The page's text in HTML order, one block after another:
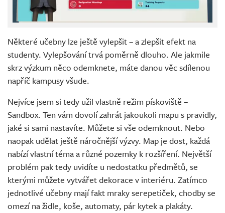
Některé učebny lze ještě vylepšit – a zlepšit efekt na
studenty. Vylepšování trvá poměrně dlouho. Ale jakmile
skrz výzkum něco odemknete, máte danou věc sdílenou
napříč kampusy všude.
Nejvíce jsem si tedy užil vlastně režim pískoviště –
Sandbox. Ten vám dovolí zahrát jakoukoli mapu s pravidly,
jaké si sami nastavíte. Můžete si vše odemknout. Nebo
naopak udělat ještě náročnější výzvy. Map je dost, každá
nabízí vlastní téma a různé pozemky k rozšíření. Největší
problém pak tedy uvidíte u nedostatku předmětů, se
kterými můžete vytvářet dekorace v interiéru. Zatímco
jednotlivé učebny mají fakt mraky serepetiček, chodby se
omezí na židle, koše, automaty, pár kytek a plakáty.